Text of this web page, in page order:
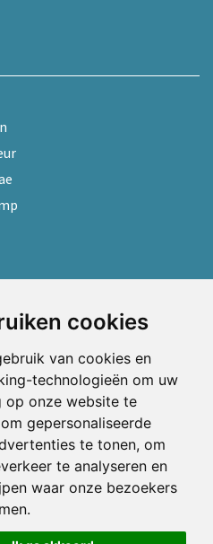
cookies
van cookies en
technologieën om uw
op onze website te
gepersonaliseerde
te tonen, om
te analyseren en
waar onze bezoekers